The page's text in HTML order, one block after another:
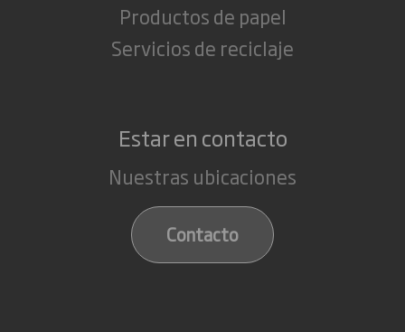
Productos de papel
Servicios de reciclaje
Estar en contacto
Nuestras ubicaciones
Contacto